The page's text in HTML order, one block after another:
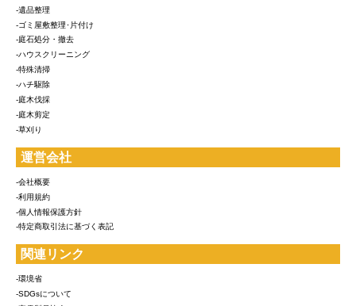
-遺品整理
-ゴミ屋敷整理･片付け
-庭石処分・撤去
-ハウスクリーニング
-特殊清掃
-ハチ駆除
-庭木伐採
-庭木剪定
-草刈り
運営会社
-会社概要
-利用規約
-個人情報保護方針
-特定商取引法に基づく表記
関連リンク
-環境省
-SDGsについて